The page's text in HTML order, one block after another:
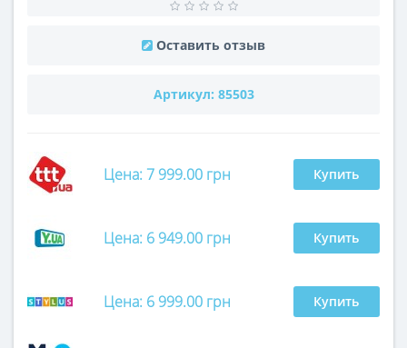
Оставить отзыв
Артикул: 85503
Цена: 7 999.00 грн Купить
Цена: 6 949.00 грн Купить
Цена: 6 999.00 грн Купить